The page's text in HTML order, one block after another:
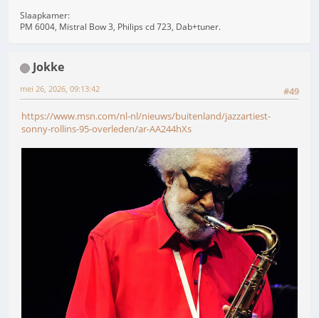
Slaapkamer:
PM 6004, Mistral Bow 3, Philips cd 723, Dab+tuner.
Jokke
#49
mei 26, 2026, 09:13:42
https://www.msn.com/nl-nl/nieuws/buitenland/jazzartiest-
sonny-rollins-95-overleden/ar-AA244hXs